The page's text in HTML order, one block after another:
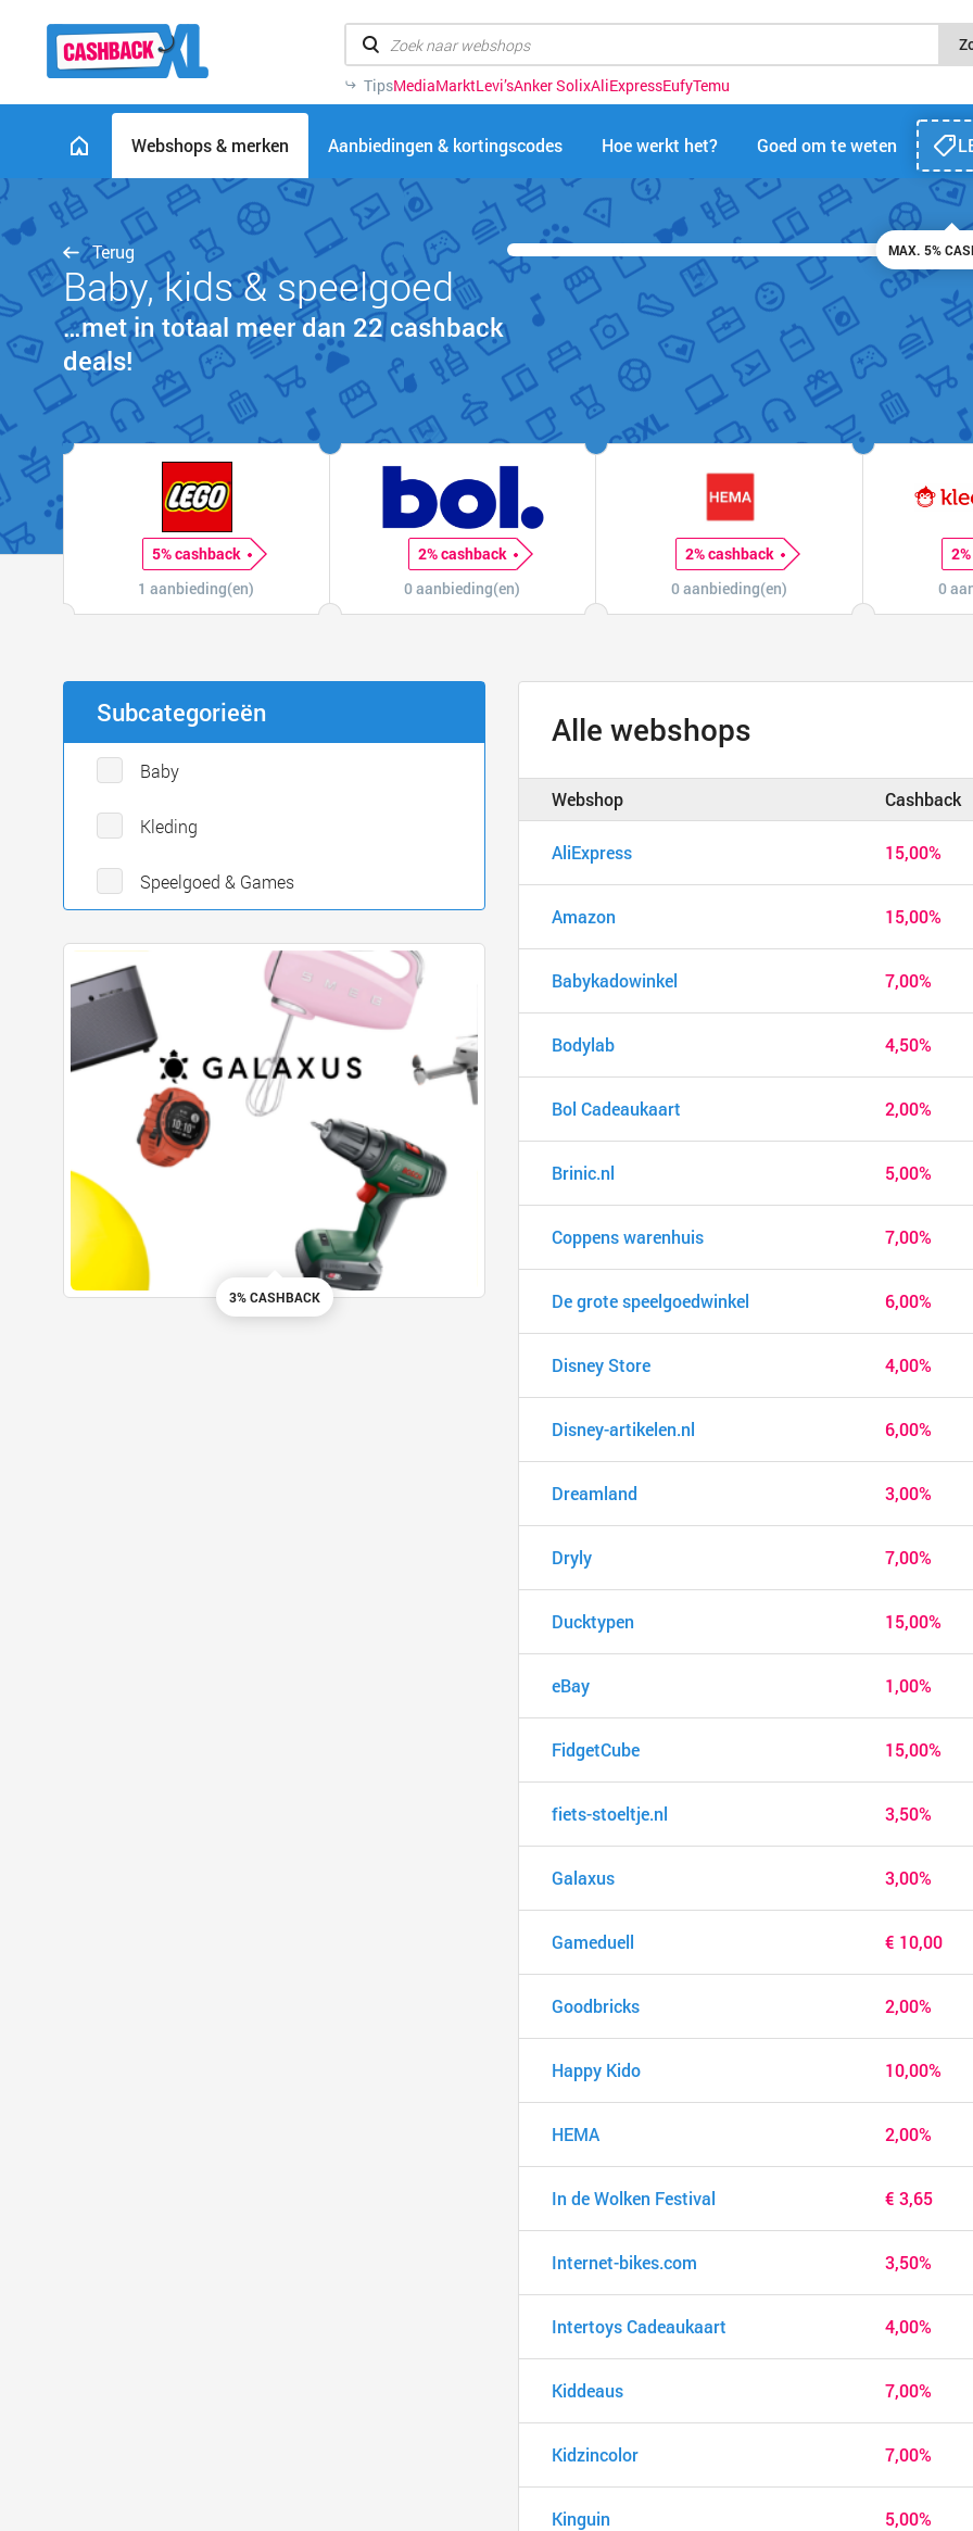
TipsMediaMarktLevi’sAnker SolixAliExpressEufyTemu
Webshops & merken Aanbiedingen & kortingscodes Hoe werkt het? Goed om te weten
Terug
Baby, kids & speelgoed
…met in totaal meer dan 22 cashback
deals!
MAX. 5%
5% cashback
1 aanbieding(en)
2% cashback
0 aanbieding(en)
2% cashback
0 aanbieding(en)
0
Subcategorieën
Baby
Kleding
Speelgoed & Games
3% CASHBACK
Alle webshops
Webshop Cashback
AliExpress 15,00%
Amazon 15,00%
Babykadowinkel 7,00%
Bodylab 4,50%
Bol Cadeaukaart 2,00%
Brinic.nl 5,00%
Coppens warenhuis 7,00%
De grote speelgoedwinkel 6,00%
Disney Store 4,00%
Disney-artikelen.nl 6,00%
Dreamland 3,00%
Dryly 7,00%
Ducktypen 15,00%
eBay 1,00%
FidgetCube 15,00%
fiets-stoeltje.nl 3,50%
Galaxus 3,00%
Gameduell € 10,00
Goodbricks 2,00%
Happy Kido 10,00%
HEMA 2,00%
In de Wolken Festival € 3,65
Internet-bikes.com 3,50%
Intertoys Cadeaukaart 4,00%
Kiddeaus 7,00%
Kidzincolor 7,00%
Kinguin 5,00%